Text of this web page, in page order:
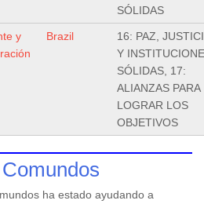
SÓLIDAS
y
Brazil
16: PAZ,
Y
SÓLIDAS, 17:
ALIANZAS PARA
LOGRAR LOS
OBJETIVOS
ha estado ayudando a